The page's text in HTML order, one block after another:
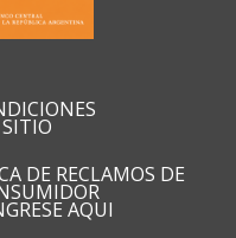
DE RECLAMOS DE
AQUI